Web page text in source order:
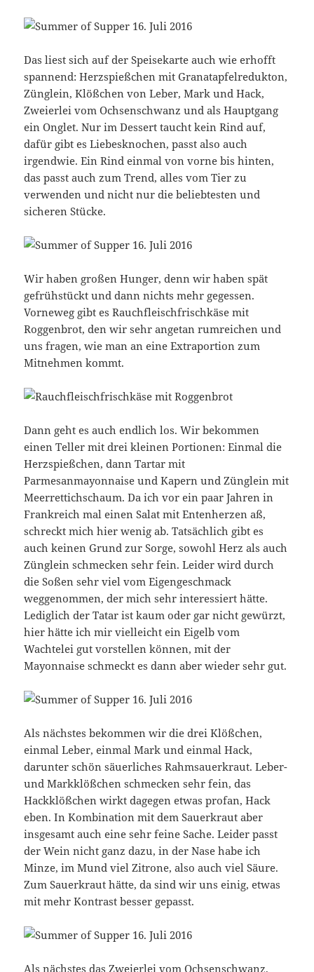
Das liest sich auf der Speisekarte auch wie erhofft
spannend: Herzspießchen mit Granatapfelredukton,
Zünglein, Klößchen von Leber, Mark und Hack,
Zweierlei vom Ochsenschwanz und als Hauptgang
ein Onglet. Nur im Dessert taucht kein Rind auf,
dafür gibt es Liebesknochen, passt also auch
irgendwie. Ein Rind einmal von vorne bis hinten,
das passt auch zum Trend, alles vom Tier zu
verwenden und nicht nur die beliebtesten und
sicheren Stücke.
Wir haben großen Hunger, denn wir haben spät
gefrühstückt und dann nichts mehr gegessen.
Vorneweg gibt es Rauchfleischfrischkäse mit
Roggenbrot, den wir sehr angetan rumreichen und
uns fragen, wie man an eine Extraportion zum
Mitnehmen kommt.
Dann geht es auch endlich los. Wir bekommen
einen Teller mit drei kleinen Portionen: Einmal die
Herzspießchen, dann Tartar mit
Parmesanmayonnaise und Kapern und Zünglein mit
Meerrettichschaum. Da ich vor ein paar Jahren in
Frankreich mal einen Salat mit Entenherzen aß,
schreckt mich hier wenig ab. Tatsächlich gibt es
auch keinen Grund zur Sorge, sowohl Herz als auch
Zünglein schmecken sehr fein. Leider wird durch
die Soßen sehr viel vom Eigengeschmack
weggenommen, der mich sehr interessiert hätte.
Lediglich der Tatar ist kaum oder gar nicht gewürzt,
hier hätte ich mir vielleicht ein Eigelb vom
Wachtelei gut vorstellen können, mit der
Mayonnaise schmeckt es dann aber wieder sehr gut.
Als nächstes bekommen wir die drei Klößchen,
einmal Leber, einmal Mark und einmal Hack,
darunter schön säuerliches Rahmsauerkraut. Leber-
und Markklößchen schmecken sehr fein, das
Hackklößchen wirkt dagegen etwas profan, Hack
eben. In Kombination mit dem Sauerkraut aber
insgesamt auch eine sehr feine Sache. Leider passt
der Wein nicht ganz dazu, in der Nase habe ich
Minze, im Mund viel Zitrone, also auch viel Säure.
Zum Sauerkraut hätte, da sind wir uns einig, etwas
mit mehr Kontrast besser gepasst.
Als nächstes das Zweierlei vom Ochsenschwanz,